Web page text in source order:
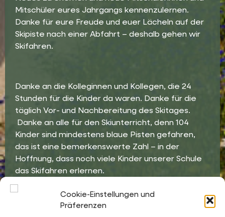
Cookie-Einstellungen und
Präferenzen
Mitschüler eures Jahrgangs kennenzulernen.
Danke für eure Freude und euer Lächeln auf der
Skipiste nach einer Abfahrt – deshalb gehen wir
Skifahren.
Danke an die Kolleginnen und Kollegen, die 24
Stunden für die Kinder da waren. Danke für die
täglich Vor- und Nachbereitung des Skitages.
Danke an alle für den Skiunterricht, denn 104
Kinder sind mindestens blaue Pisten gefahren,
das ist eine bemerkenswerte Zahl – in der
Hoffnung, dass noch viele Kinder unserer Schule
das Skifahren erlernen.
Auf ein Neues im nächsten Jahr!